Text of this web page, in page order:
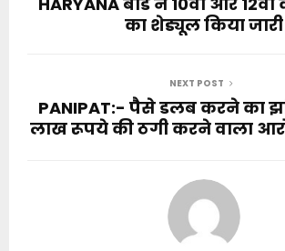
का शेड्यूल किया जारी
NEXT POST
PANIPAT:- पैसे डलब करने का
लाख रूपये की ठगी करने वाला